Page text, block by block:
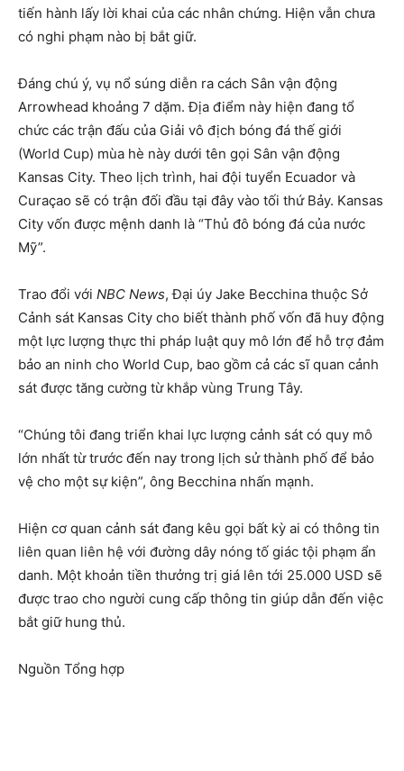
tiến hành lấy lời khai của các nhân chứng. Hiện vẫn chưa
có nghi phạm nào bị bắt giữ.
Đáng chú ý, vụ nổ súng diễn ra cách Sân vận động
Arrowhead khoảng 7 dặm. Địa điểm này hiện đang tổ
chức các trận đấu của Giải vô địch bóng đá thế giới
(World Cup) mùa hè này dưới tên gọi Sân vận động
Kansas City. Theo lịch trình, hai đội tuyển Ecuador và
Curaçao sẽ có trận đối đầu tại đây vào tối thứ Bảy. Kansas
City vốn được mệnh danh là “Thủ đô bóng đá của nước
Mỹ”.
Trao đổi với NBC News, Đại úy Jake Becchina thuộc Sở
Cảnh sát Kansas City cho biết thành phố vốn đã huy động
một lực lượng thực thi pháp luật quy mô lớn để hỗ trợ đảm
bảo an ninh cho World Cup, bao gồm cả các sĩ quan cảnh
sát được tăng cường từ khắp vùng Trung Tây.
“Chúng tôi đang triển khai lực lượng cảnh sát có quy mô
lớn nhất từ trước đến nay trong lịch sử thành phố để bảo
vệ cho một sự kiện”, ông Becchina nhấn mạnh.
Hiện cơ quan cảnh sát đang kêu gọi bất kỳ ai có thông tin
liên quan liên hệ với đường dây nóng tố giác tội phạm ẩn
danh. Một khoản tiền thưởng trị giá lên tới 25.000 USD sẽ
được trao cho người cung cấp thông tin giúp dẫn đến việc
bắt giữ hung thủ.
Nguồn Tổng hợp